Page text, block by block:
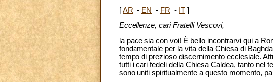
[AR - EN - FR - IT ]
Eccellenze, cari Fratelli Vescovi,
la pace sia con voi! È bello incontrarvi qui a
fondamentale per la vita della Chiesa di
tempo di prezioso discernimento ecclesiale.
tutti i cari fedeli della Chiesa Caldea, tanto nel
sono uniti spiritualmente a questo momento,